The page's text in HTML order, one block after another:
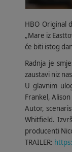
HBO Original
„Mare iz
će biti istog
Radnja je
zaustavi niz
U glavnim
Frankel,
Autor,
Whitfield.
producenti
TRAILER: